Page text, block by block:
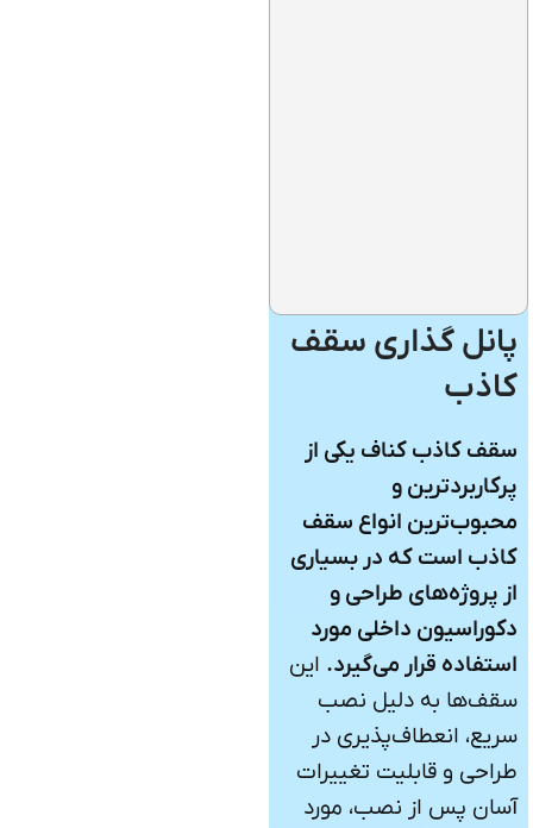
پانل گذاری سقف
کاذب
سقف کاذب کناف یکی از
پرکاربردترین و
محبوب‌ترین انواع سقف
کاذب است که در بسیاری
از پروژه‌های طراحی و
دکوراسیون داخلی مورد
استفاده قرار می‌گیرد. این
سقف‌ها به دلیل نصب
سریع، انعطاف‌پذیری در
طراحی و قابلیت تغییرات
آسان پس از نصب، مورد